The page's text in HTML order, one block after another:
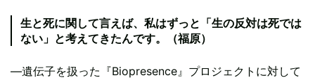
生と死に関して言えば、私はずっと「生の反対は死では
ない」と考えてきたんです。（福原）
―遺伝子を扱った『Biopresence』プロジェクトに対して